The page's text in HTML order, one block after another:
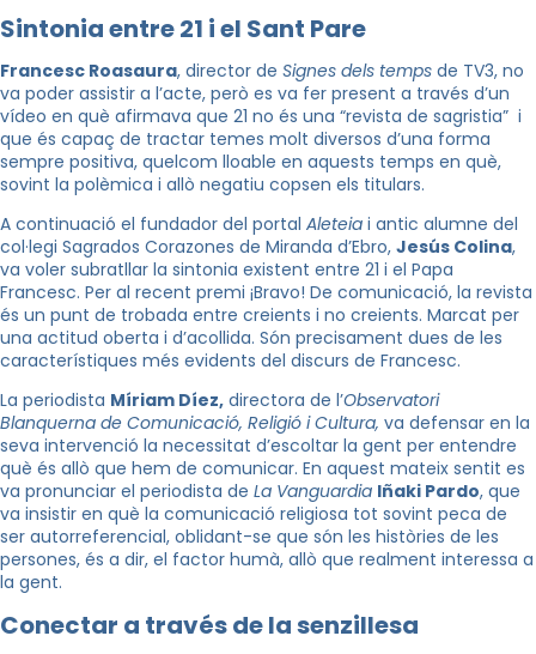
Sintonia entre 21 i el Sant Pare
Francesc Roasaura, director de Signes dels temps de TV3, no
va poder assistir a l’acte, però es va fer present a través d’un
vídeo en què afirmava que 21 no és una “revista de sagristia” i
que és capaç de tractar temes molt diversos d’una forma
sempre positiva, quelcom lloable en aquests temps en què,
sovint la polèmica i allò negatiu copsen els titulars.
A continuació el fundador del portal Aleteia i antic alumne del
col·legi Sagrados Corazones de Miranda d’Ebro, Jesús Colina,
va voler subratllar la sintonia existent entre 21 i el Papa
Francesc. Per al recent premi ¡Bravo! De comunicació, la revista
és un punt de trobada entre creients i no creients. Marcat per
una actitud oberta i d’acollida. Són precisament dues de les
característiques més evidents del discurs de Francesc.
La periodista Míriam Díez, directora de l’Observatori
Blanquerna de Comunicació, Religió i Cultura, va defensar en la
seva intervenció la necessitat d’escoltar la gent per entendre
què és allò que hem de comunicar. En aquest mateix sentit es
va pronunciar el periodista de La Vanguardia Iñaki Pardo, que
va insistir en què la comunicació religiosa tot sovint peca de
ser autorreferencial, oblidant-se que són les històries de les
persones, és a dir, el factor humà, allò que realment interessa a
la gent.
Conectar a través de la senzillesa